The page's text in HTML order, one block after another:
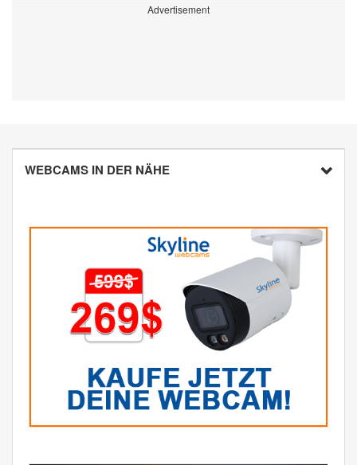
Advertisement
WEBCAMS IN DER NÄHE